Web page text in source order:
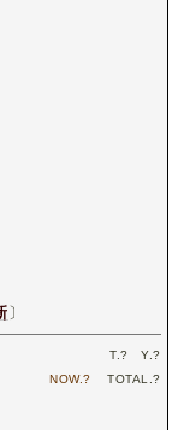
〕
T.? Y.?
NOW.? TOTAL.?